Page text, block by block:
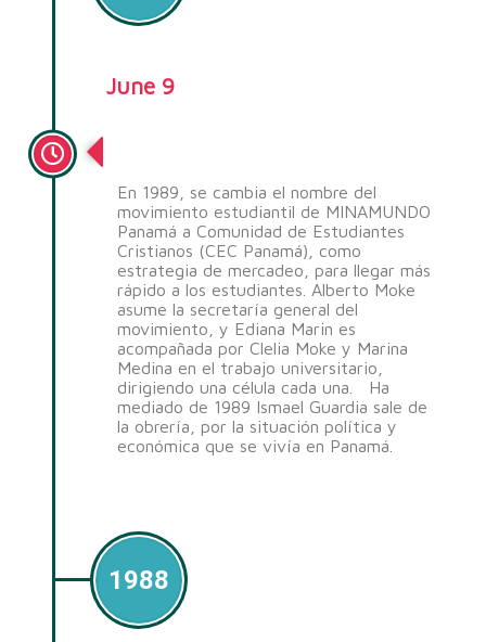
June 9
En 1989, se cambia el nombre del
movimiento estudiantil de MINAMUNDO
Panamá a Comunidad de Estudiantes
Cristianos (CEC Panamá), como
estrategia de mercadeo, para llegar más
rápido a los estudiantes. Alberto Moke
asume la secretaría general del
movimiento, y Ediana Marin es
acompañada por Clelia Moke y Marina
Medina en el trabajo universitario,
dirigiendo una célula cada una. Ha
mediado de 1989 Ismael Guardia sale de
la obrería, por la situación política y
económica que se vivía en Panamá.
1988